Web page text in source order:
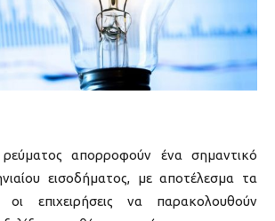
ρεύματος απορροφούν ένα σημαντικό
εισοδήματος, με αποτέλεσμα τα
οι επιχειρήσεις να παρακολουθούν